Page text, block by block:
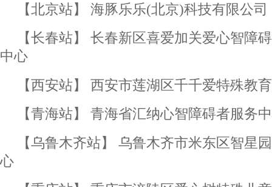
【北京站】 海豚乐乐(北京)科技有限公司
【长春站】 长春新区喜爱加关爱心智障
中心
【西安站】 西安市莲湖区千千爱特殊教
【青海站】 青海省汇纳心智障碍者服务
【乌鲁木齐站】 乌鲁木齐市米东区智星
心